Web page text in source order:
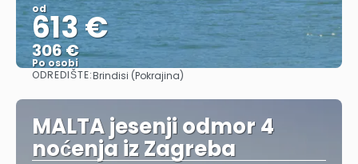
od
613 €
306 €
Po osobi
Vidjeti
ODREDIŠTE:Brindisi (Pokrajina)
MALTA jesenji odmor 4
noćenja iz Zagreba